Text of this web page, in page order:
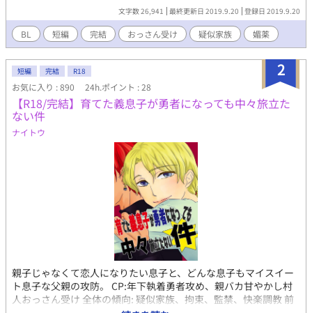
文字数 26,941 最終更新日 2019.9.20 登録日 2019.9.20
BL 短編 完結 おっさん受け 疑似家族 媚薬
2
短編 完結 R18
お気に入り : 890 24h.ポイント : 28
【R18/完結】育てた義息子が勇者になっても中々旅立た
ない件
ナイトウ
親子じゃなくて恋人になりたい息子と、どんな息子もマイスイー
ト息子な父親の攻防。 CP:年下執着勇者攻め、親バカ甘やかし村
人おっさん受け 全体の傾向: 疑似家族、拘束、監禁、快楽調教 前